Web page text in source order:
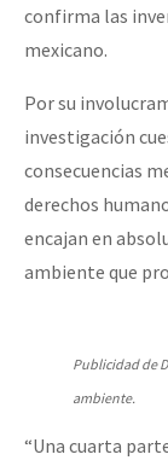
confirma las
mexicano.
Por su
investigación
consecuencias
derechos
encajan en
ambiente que
Publicidad de
ambiente.
“Una cuarta